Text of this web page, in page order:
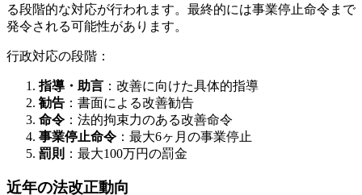
る段階的な対応が行われます。最終的には事業停止命令まで
発令される可能性があります。
行政対応の段階：
指導・助言 ：改善に向けた具体的指導
勧告 ：書面による改善勧告
命令 ：法的拘束力のある改善命令
事業停止命令 ：最大6ヶ月の事業停止
罰則 ：最大100万円の罰金
近年の法改正動向